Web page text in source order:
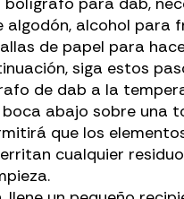
algodón, alcohol para
de papel para
siga estos
de dab a la
abajo sobre una
que los
cualquier